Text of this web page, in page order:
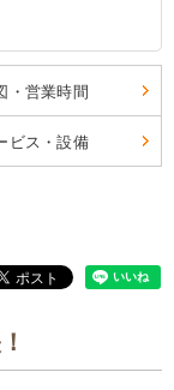
・営業時間
ビス・設備